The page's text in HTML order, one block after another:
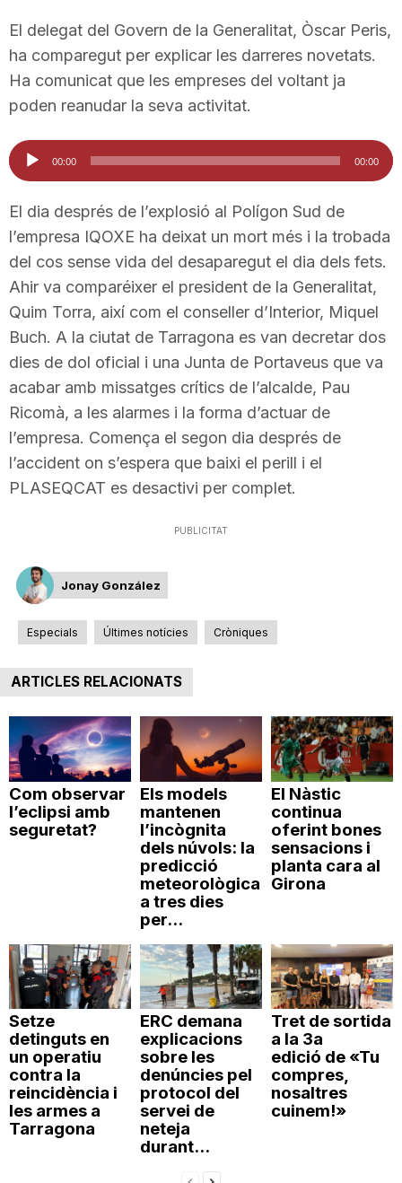
El delegat del Govern de la Generalitat, Òscar Peris,
ha comparegut per explicar les darreres novetats.
Ha comunicat que les empreses del voltant ja
poden reanudar la seva activitat.
Reproductor
d'àudio
00:00 00:00
El dia després de l’explosió al Polígon Sud de
l’empresa IQOXE ha deixat un mort més i la trobada
del cos sense vida del desaparegut el dia dels fets.
Ahir va comparéixer el president de la Generalitat,
Quim Torra, així com el conseller d’Interior, Miquel
Buch. A la ciutat de Tarragona es van decretar dos
dies de dol oficial i una Junta de Portaveus que va
acabar amb missatges crítics de l’alcalde, Pau
Ricomà, a les alarmes i la forma d’actuar de
l’empresa. Comença el segon dia després de
l’accident on s’espera que baixi el perill i el
PLASEQCAT es desactivi per complet.
PUBLICITAT
Jonay González
Especials Últimes notícies Cròniques
ARTICLES RELACIONATS
Com observar
l’eclipsi amb
seguretat?
Els models
mantenen
l’incògnita
dels núvols: la
predicció
meteorològica
a tres dies
per...
El Nàstic
continua
oferint bones
sensacions i
planta cara al
Girona
Setze
detinguts en
un operatiu
contra la
reincidència i
les armes a
Tarragona
ERC demana
explicacions
sobre les
denúncies pel
protocol del
servei de
neteja
durant...
Tret de sortida
a la 3a
edició de «Tu
compres,
nosaltres
cuinem!»